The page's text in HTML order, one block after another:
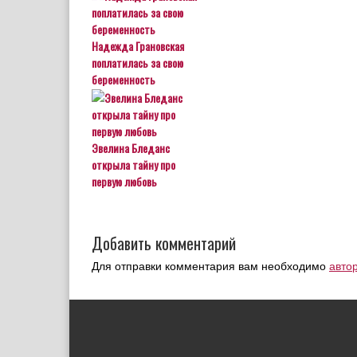
Надежда Грановская
поплатилась за свою
беременность
Эвелина Бледанс
открыла тайну про
первую любовь
Добавить комментарий
Для отправки комментария вам необходимо